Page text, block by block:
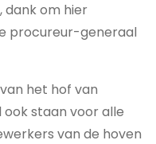
dank om hier
procureur-generaal
het hof van
staan voor alle
van de hoven